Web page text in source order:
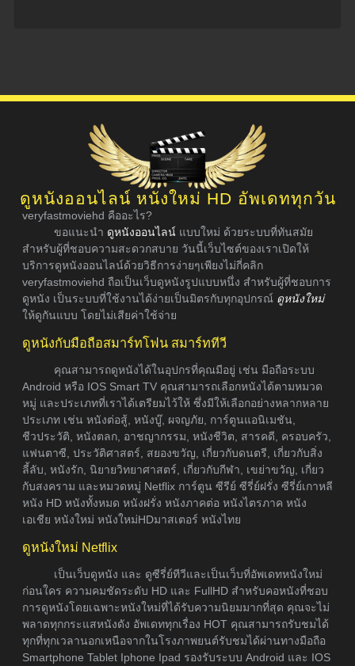
ดูหนังออนไลน์ หนังใหม่ HD อัพเดททุกวัน
veryfastmoviehd คืออะไร?
ขอแนะนำ ดูหนังออนไลน์ แบบใหม่ ด้วยระบบที่ทันสมัย
สำหรับผู้ที่ชอบความสะดวกสบาย วันนี้เว็บไซต์ของเราเปิดให้
บริการดูหนังออนไลน์ด้วยวิธีการง่ายๆเพียงไม่กี่คลิก
veryfastmoviehd ถือเป็นเว็บดูหนังรูปแบบหนึ่ง สำหรับผู้ที่ชอบการ
ดูหนัง เป็นระบบที่ใช้งานได้ง่ายเป็นมิตรกับทุกอุปกรณ์ ดูหนังใหม่
ให้ดูกันแบบ โดยไม่เสียค่าใช้จ่าย
ดูหนังกับมือถือสมาร์ทโฟน สมาร์ททีวี
คุณสามารถดูหนังได้ในอุปกรที่คุณมีอยู่ เช่น มือถือระบบ
Android หรือ IOS Smart TV คุณสามารถเลือกหนังได้ตามหมวด
หมู่ และประเภทที่เราได้เตรียมไว้ให้ ซึ่งมีให้เลือกอย่างหลากหลาย
ประเภท เช่น หนังต่อสู้, หนังบู๊, ผจญภัย, การ์ตูนแอนิเมชัน,
ชีวประวัติ, หนังตลก, อาชญากรรม, หนังชีวิต, สารคดี, ครอบครัว,
แฟนตาซี, ประวัติศาสตร์, สยองขวัญ, เกี่ยวกับดนตรี, เกี่ยวกับสิ่ง
ลี้ลับ, หนังรัก, นิยายวิทยาศาสตร์, เกี่ยวกับกีฬา, เขย่าขวัญ, เกี่ยว
กับสงคราม และหมวดหมู่ Netflix การ์ตูน ซีรีย์ ซีรี่ย์ฝรั่ง ซีรี่ย์เกาหลี
หนัง HD หนังทั้งหมด หนังฝรั่ง หนังภาคต่อ หนังไตรภาค หนัง
เอเชีย หนังใหม่ หนังใหม่HDมาสเตอร์ หนังไทย
ดูหนังใหม่ Netflix
เป็นเว็บดูหนัง และ ดูซีรี่ย์ทีวีและเป็นเว็บที่อัพเดทหนังใหม่
ก่อนใคร ความคมชัดระดับ HD และ FullHD สำหรับคอหนังที่ชอบ
การดูหนังโดยเฉพาะหนังใหม่ที่ได้รับความนิยมมากที่สุด คุณจะไม่
พลาดทุกกระแสหนังดัง อัพเดททุกเรื่อง HOT คุณสามารถรับชมได้
ทุกที่ทุกเวลานอกเหนือจากในโรงภาพยนต์รับชมได้ผ่านทางมือถือ
Smartphone Tablet Iphone Ipad รองรับระบบ Android และ IOS